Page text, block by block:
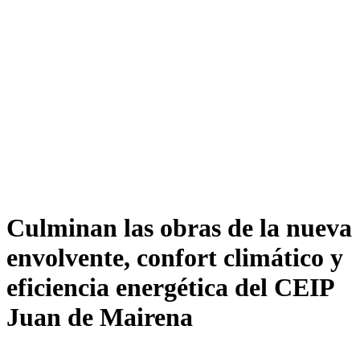
Culminan las obras de la nueva
envolvente, confort climático y
eficiencia energética del CEIP
Juan de Mairena